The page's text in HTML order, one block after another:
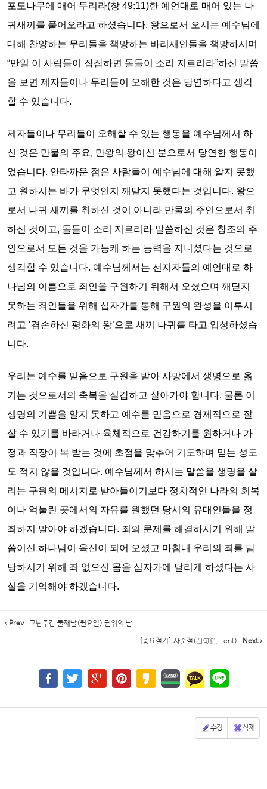
포도나무에 매어 두리라(창 49:11)한 예언대로 매어 있는 나
귀새끼를 풀어오라고 하셨습니다. 왕으로서 오시는 예수님에
대해 찬양하는 무리들을 책망하는 바리새인들을 책망하시며
“만일 이 사람들이 잠잠하면 돌들이 소리 지르리라”하신 말씀
을 보면 제자들이나 무리들이 오해한 것은 당연하다고 생각
할 수 있습니다.
제자들이나 무리들이 오해할 수 있는 행동을 예수님께서 하
신 것은 만물의 주요, 만왕의 왕이신 분으로서 당연한 행동이
었습니다. 안타까운 점은 사람들이 예수님에 대해 알지 못했
고 원하시는 바가 무엇인지 깨닫지 못했다는 것입니다. 왕으
로서 나귀 새끼를 취하신 것이 아니라 만물의 주인으로서 취
하신 것이고, 돌들이 소리 지르리라 말씀하신 것은 창조의 주
인으로서 모든 것을 가능케 하는 능력을 지니셨다는 것으로
생각할 수 있습니다. 예수님께서는 선지자들의 예언대로 하
나님의 이름으로 죄인을 구원하기 위해서 오셨으며 깨닫지
못하는 죄인들을 위해 십자가를 통해 구원의 완성을 이루시
려고 ‘겸손하신 평화의 왕’으로 새끼 나귀를 타고 입성하셨습
니다.
우리는 예수를 믿음으로 구원을 받아 사망에서 생명으로 옮
기는 것으로서의 축복을 실감하고 살아가야 합니다. 물론 이
생명의 기쁨을 알지 못하고 예수를 믿음으로 경제적으로 잘
살 수 있기를 바라거나 육체적으로 건강하기를 원하거나 가
정과 직장이 복 받는 것에 초점을 맞추어 기도하며 믿는 성도
도 적지 않을 것입니다. 예수님께서 하시는 말씀을 생명을 살
리는 구원의 메시지로 받아들이기보다 정치적인 나라의 회복
이나 억눌린 곳에서의 자유를 원했던 당시의 유대인들을 정
죄하지 말아야 하겠습니다. 죄의 문제를 해결하시기 위해 말
씀이신 하나님이 육신이 되어 오셨고 마침내 우리의 죄를 담
당하시기 위해 죄 없으신 몸을 십자가에 달리게 하셨다는 사
실을 기억해야 하겠습니다.
Prev 고난주간 둘째날(월요일) 권위의 날
[중요절기] 사순절(四旬節, Lent) Next
수정 삭제